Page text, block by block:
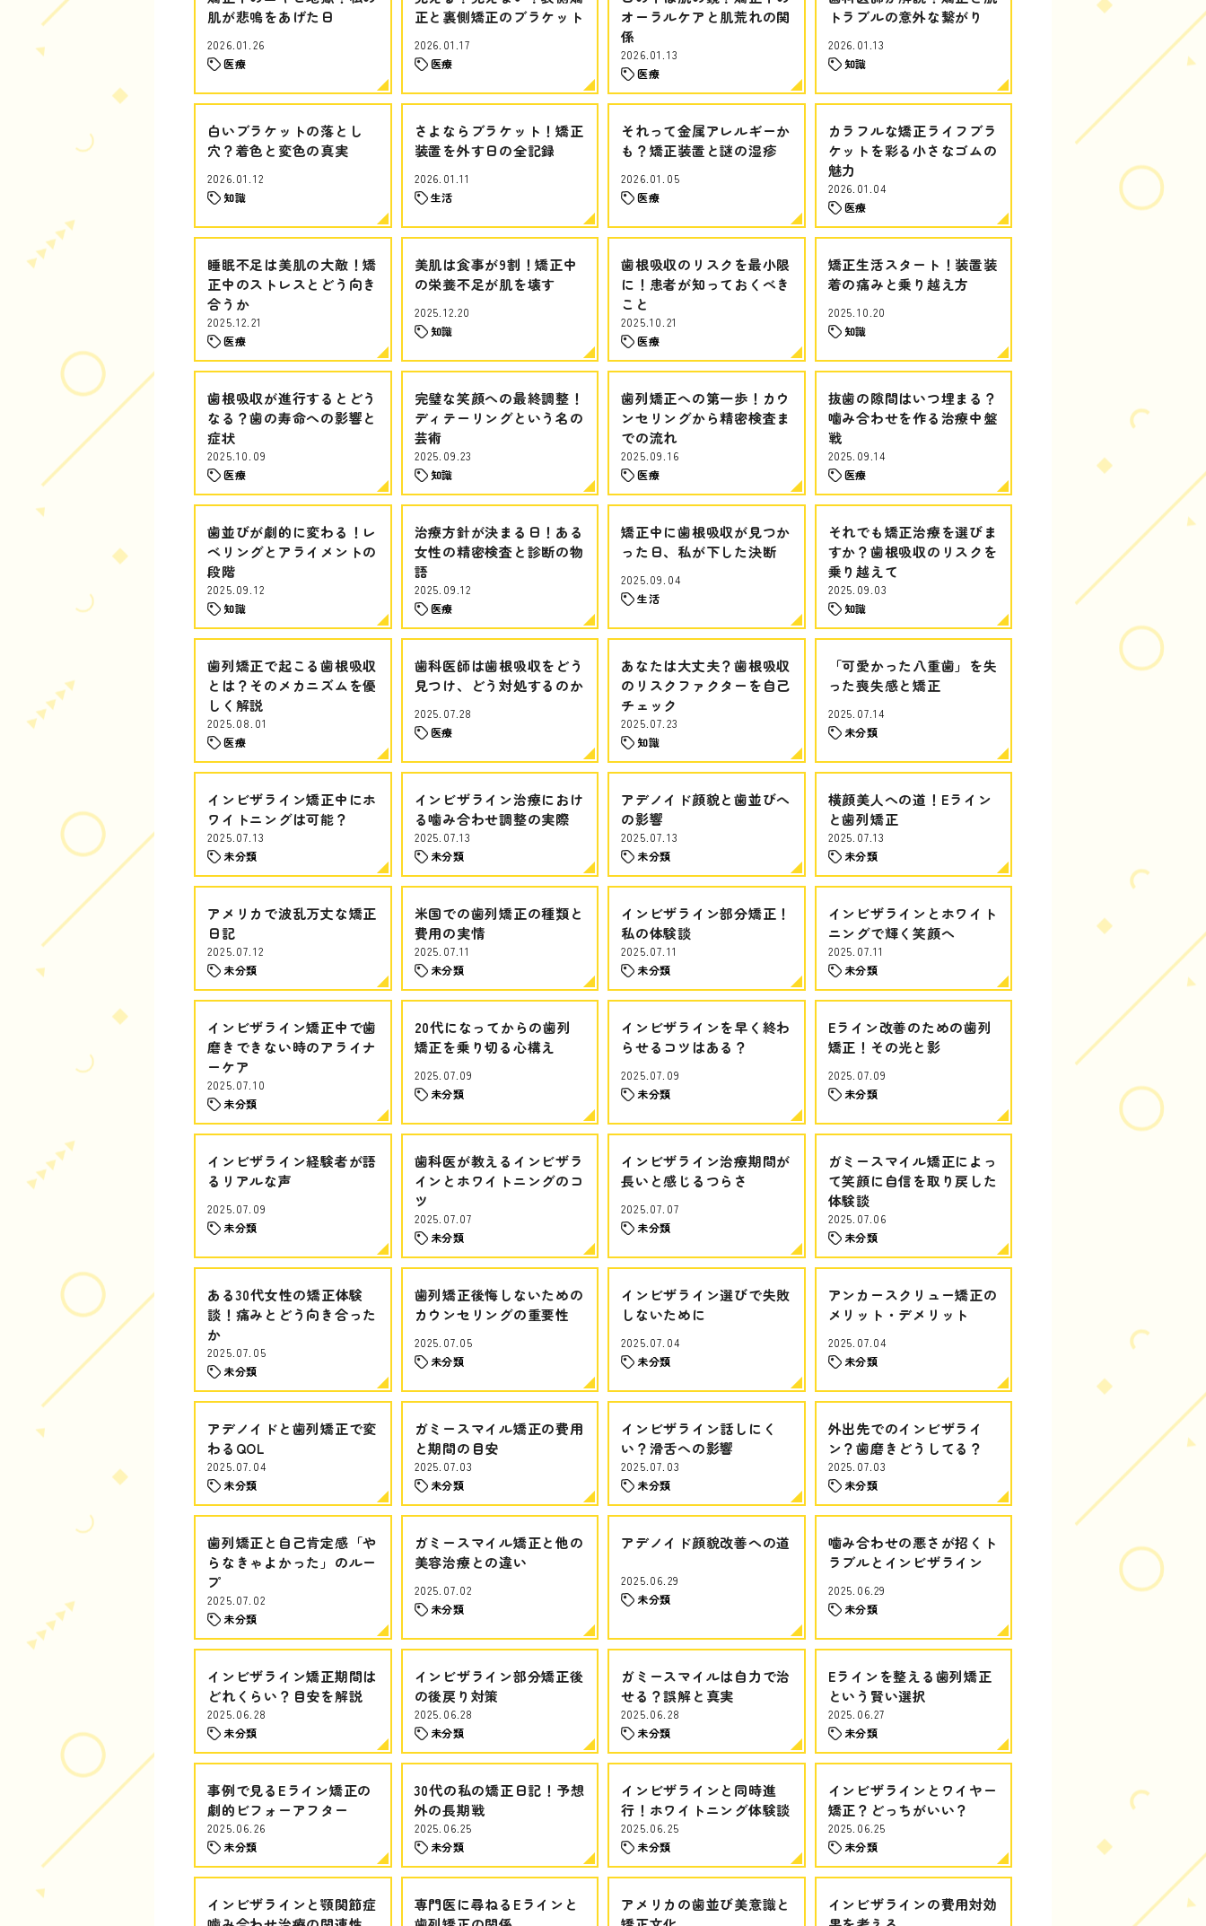
肌が悲鳴をあげた日
2026.01.26
医療
正と裏側矯正のブラケット
2026.01.17
医療
オーラルケアと肌荒れの関
係
2026.01.13
医療
トラブルの意外な繋がり
2026.01.13
知識
白いブラケットの落とし
穴？着色と変色の真実
2026.01.12
知識
さよならブラケット！矯正
装置を外す日の全記録
2026.01.11
生活
それって金属アレルギーか
も？矯正装置と謎の湿疹
2026.01.05
医療
カラフルな矯正ライフブラ
ケットを彩る小さなゴムの
魅力
2026.01.04
医療
睡眠不足は美肌の大敵！矯
正中のストレスとどう向き
合うか
2025.12.21
医療
美肌は食事が9割！矯正中
の栄養不足が肌を壊す
2025.12.20
知識
歯根吸収のリスクを最小限
に！患者が知っておくべき
こと
2025.10.21
医療
矯正生活スタート！装置装
着の痛みと乗り越え方
2025.10.20
知識
歯根吸収が進行するとどう
なる？歯の寿命への影響と
症状
2025.10.09
医療
完璧な笑顔への最終調整！
ディテーリングという名の
芸術
2025.09.23
知識
歯列矯正への第一歩！カウ
ンセリングから精密検査ま
での流れ
2025.09.16
医療
抜歯の隙間はいつ埋まる？
噛み合わせを作る治療中盤
戦
2025.09.14
医療
歯並びが劇的に変わる！レ
ベリングとアライメントの
段階
2025.09.12
知識
治療方針が決まる日！ある
女性の精密検査と診断の物
語
2025.09.12
医療
矯正中に歯根吸収が見つか
った日、私が下した決断
2025.09.04
生活
それでも矯正治療を選びま
すか？歯根吸収のリスクを
乗り越えて
2025.09.03
知識
歯列矯正で起こる歯根吸収
とは？そのメカニズムを優
しく解説
2025.08.01
医療
歯科医師は歯根吸収をどう
見つけ、どう対処するのか
2025.07.28
医療
あなたは大丈夫？歯根吸収
のリスクファクターを自己
チェック
2025.07.23
知識
「可愛かった八重歯」を失
った喪失感と矯正
2025.07.14
未分類
インビザライン矯正中にホ
ワイトニングは可能？
2025.07.13
未分類
インビザライン治療におけ
る噛み合わせ調整の実際
2025.07.13
未分類
アデノイド顔貌と歯並びへ
の影響
2025.07.13
未分類
横顔美人への道！Eライン
と歯列矯正
2025.07.13
未分類
アメリカで波乱万丈な矯正
日記
2025.07.12
未分類
米国での歯列矯正の種類と
費用の実情
2025.07.11
未分類
インビザライン部分矯正！
私の体験談
2025.07.11
未分類
インビザラインとホワイト
ニングで輝く笑顔へ
2025.07.11
未分類
インビザライン矯正中で歯
磨きできない時のアライナ
ーケア
2025.07.10
未分類
20代になってからの歯列
矯正を乗り切る心構え
2025.07.09
未分類
インビザラインを早く終わ
らせるコツはある？
2025.07.09
未分類
Eライン改善のための歯列
矯正！その光と影
2025.07.09
未分類
インビザライン経験者が語
るリアルな声
2025.07.09
未分類
歯科医が教えるインビザラ
インとホワイトニングのコ
ツ
2025.07.07
未分類
インビザライン治療期間が
長いと感じるつらさ
2025.07.07
未分類
ガミースマイル矯正によっ
て笑顔に自信を取り戻した
体験談
2025.07.06
未分類
ある30代女性の矯正体験
談！痛みとどう向き合った
か
2025.07.05
未分類
歯列矯正後悔しないための
カウンセリングの重要性
2025.07.05
未分類
インビザライン選びで失敗
しないために
2025.07.04
未分類
アンカースクリュー矯正の
メリット・デメリット
2025.07.04
未分類
アデノイドと歯列矯正で変
わるQOL
2025.07.04
未分類
ガミースマイル矯正の費用
と期間の目安
2025.07.03
未分類
インビザライン話しにく
い？滑舌への影響
2025.07.03
未分類
外出先でのインビザライ
ン？歯磨きどうしてる？
2025.07.03
未分類
歯列矯正と自己肯定感「や
らなきゃよかった」のルー
プ
2025.07.02
未分類
ガミースマイル矯正と他の
美容治療との違い
2025.07.02
未分類
アデノイド顔貌改善への道
2025.06.29
未分類
噛み合わせの悪さが招くト
ラブルとインビザライン
2025.06.29
未分類
インビザライン矯正期間は
どれくらい？目安を解説
2025.06.28
未分類
インビザライン部分矯正後
の後戻り対策
2025.06.28
未分類
ガミースマイルは自力で治
せる？誤解と真実
2025.06.28
未分類
Eラインを整える歯列矯正
という賢い選択
2025.06.27
未分類
事例で見るEライン矯正の
劇的ビフォーアフター
2025.06.26
未分類
30代の私の矯正日記！予想
外の長期戦
2025.06.25
未分類
インビザラインと同時進
行！ホワイトニング体験談
2025.06.25
未分類
インビザラインとワイヤー
矯正？どっちがいい？
2025.06.25
未分類
インビザラインと顎関節症
専門医に尋ねるEラインと
アメリカの歯並び美意識と
インビザラインの費用対効